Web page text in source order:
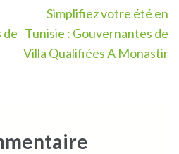
de
Simplifiez votre été en
Tunisie : Gouvernantes de
Villa Qualifiées A Monastir